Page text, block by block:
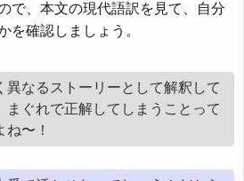
で、本文の現代語訳を見て、自分
を確認しましょう。
異なるストーリーとして解釈して
まぐれで正解してしまうことって
ね〜！